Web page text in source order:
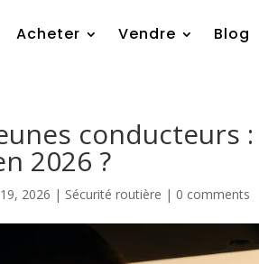
Acheter Vendre Blog
conducteurs
2026 ?
2026 | Sécurité routière | 0 comments